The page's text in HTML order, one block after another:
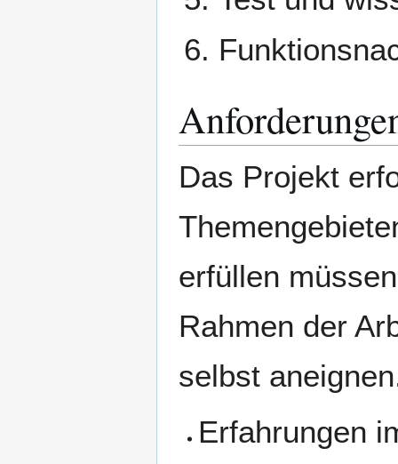
Das Projekt
erfüllen
Rahmen der
selbst
Erfahrungen